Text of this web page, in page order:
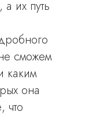
их путь
сможем
каким
она
что